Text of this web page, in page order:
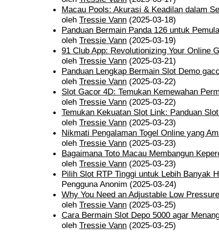
Macau Pools: Akurasi & Keadilan dalam
oleh Tressie Vann (2025-03-18)
Panduan Bermain Panda 126 untuk Pemula
oleh Tressie Vann (2025-03-19)
91 Club App: Revolutionizing Your Online
oleh Tressie Vann (2025-03-21)
Panduan Lengkap Bermain Slot Demo
oleh Tressie Vann (2025-03-22)
Slot Gacor 4D: Temukan Kemewahan
oleh Tressie Vann (2025-03-22)
Temukan Kekuatan Slot Link: Panduan
oleh Tressie Vann (2025-03-23)
Nikmati Pengalaman Togel Online yang
oleh Tressie Vann (2025-03-23)
Bagaimana Toto Macau Membangun
oleh Tressie Vann (2025-03-23)
Pilih Slot RTP Tinggi untuk Lebih Banyak
Pengguna Anonim (2025-03-24)
Why You Need an Adjustable Low
oleh Tressie Vann (2025-03-25)
Cara Bermain Slot Depo 5000 agar
oleh Tressie Vann (2025-03-25)